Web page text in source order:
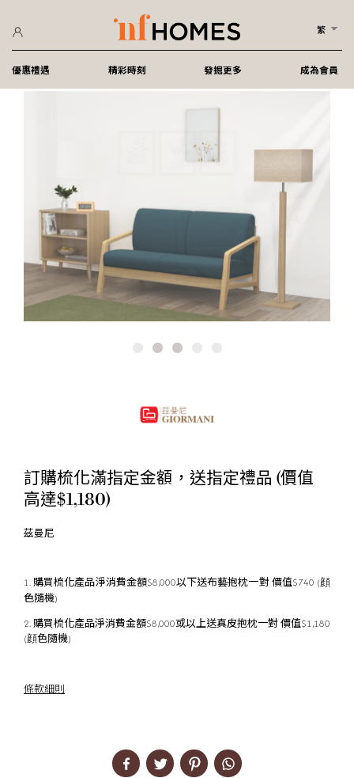
繁
優惠禮遇 精彩時刻 發掘更多 成為會員
訂購梳化滿指定金額，送指定禮品 (價值
高達$1,180)
茲曼尼
1. 購買梳化產品淨消費金額$8,000以下送布藝抱枕一對 價值$740 (顔
色隨機)
2. 購買梳化產品淨消費金額$8,000或以上送真皮抱枕一對 價值$1,180
(顔色隨機)
條款細則